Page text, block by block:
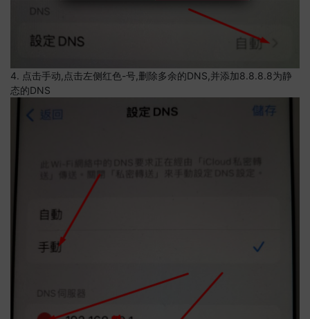
4. 点击手动,点击左侧红色-号,删除多余的DNS,并添加8.8.8.8为静
态的DNS